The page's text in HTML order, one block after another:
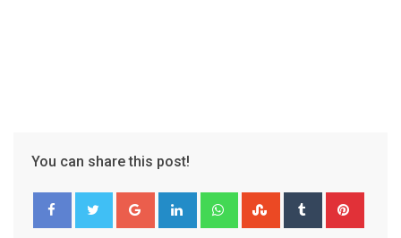
You can share this post!
Google+ LinkedIn WhatsappStumbleUpon
Tumblr